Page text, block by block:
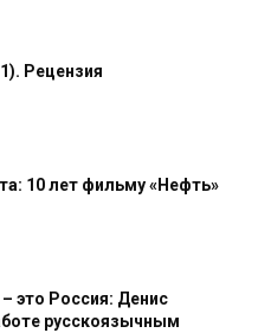
Рецензия
10 лет фильму «Нефть»
это Россия: Денис
русскоязычным